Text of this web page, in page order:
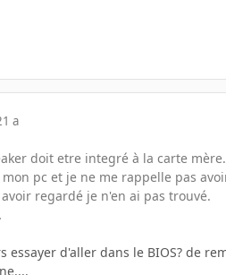
a
doit etre integré à la carte mère.
pc et je ne me rappelle pas
regardé je n'en ai pas trouvé.
essayer d'aller dans le BIOS? de